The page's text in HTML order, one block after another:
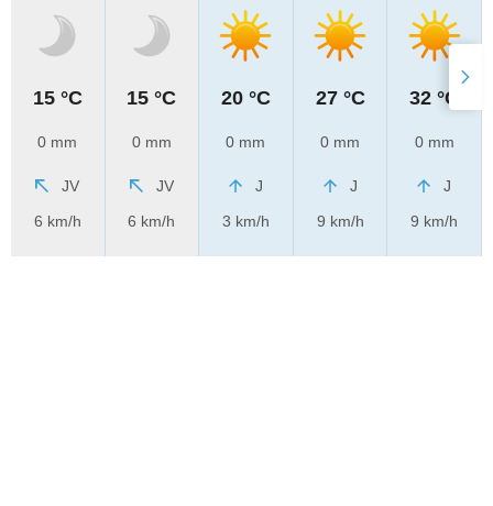
15 °C
0 mm
JV
6 km/h
15 °C
0 mm
JV
6 km/h
20 °C
0 mm
J
3 km/h
27 °C
0 mm
J
9 km/h
32 °C
0 mm
J
9 km/h